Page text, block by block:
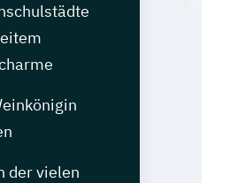
der vielen